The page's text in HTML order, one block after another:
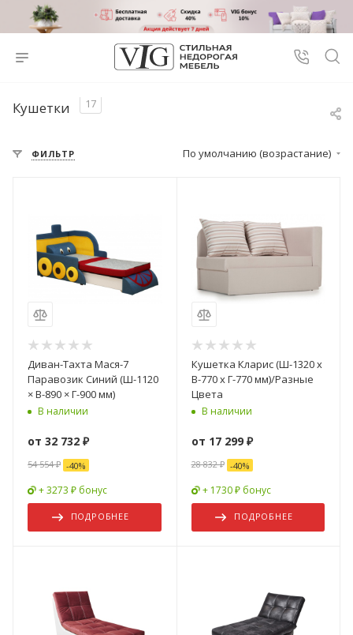
Кушетки 17
ФИЛЬТР По умолчанию (возрастание)
Диван-Тахта Мася-7
Паравозик Синий (Ш-1120
× В-890 × Г-900 мм)
В наличии
от 32 732 ₽
54 554 ₽ -40%
+ 3273 ₽ бонус
ПОДРОБНЕЕ
Кушетка Кларис (Ш-1320 х
В-770 х Г-770 мм)/Разные
Цвета
В наличии
от 17 299 ₽
28 832 ₽ -40%
+ 1730 ₽ бонус
ПОДРОБНЕЕ